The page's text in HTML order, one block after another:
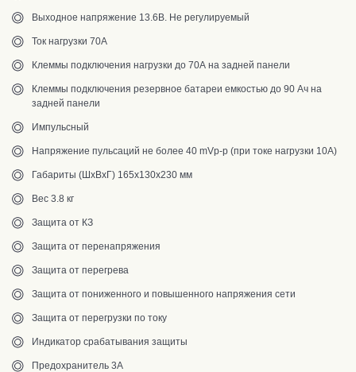
Выходное напряжение 13.6В. Не регулируемый
Ток нагрузки 70А
Клеммы подключения нагрузки до 70А на задней панели
Клеммы подключения резервное батареи емкостью до 90 Ач на
задней панели
Импульсный
Напряжение пульсаций не более 40 mVp-p (при токе нагрузки 10А)
Габариты (ШхВхГ) 165х130х230 мм
Вес 3.8 кг
Защита от КЗ
Защита от перенапряжения
Защита от перегрева
Защита от пониженного и повышенного напряжения сети
Защита от перегрузки по току
Индикатор срабатывания защиты
Предохранитель 3А